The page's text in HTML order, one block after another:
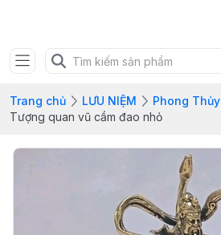
Trang chủ LƯU NIỆM
Phong Thủy
Tượng quan vũ cầm đao nhỏ